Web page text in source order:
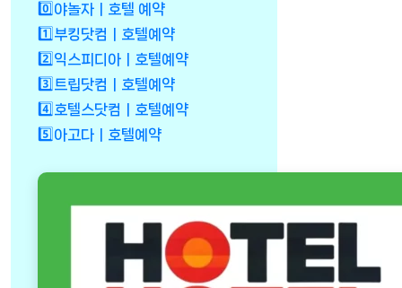
0️⃣야놀자ㅣ호텔 예약
1️⃣부킹닷컴ㅣ호텔예약
2️⃣익스피디아ㅣ호텔예약
3️⃣트립닷컴ㅣ호텔예약
4️⃣호텔스닷컴ㅣ호텔예약
5️⃣아고다ㅣ호텔예약